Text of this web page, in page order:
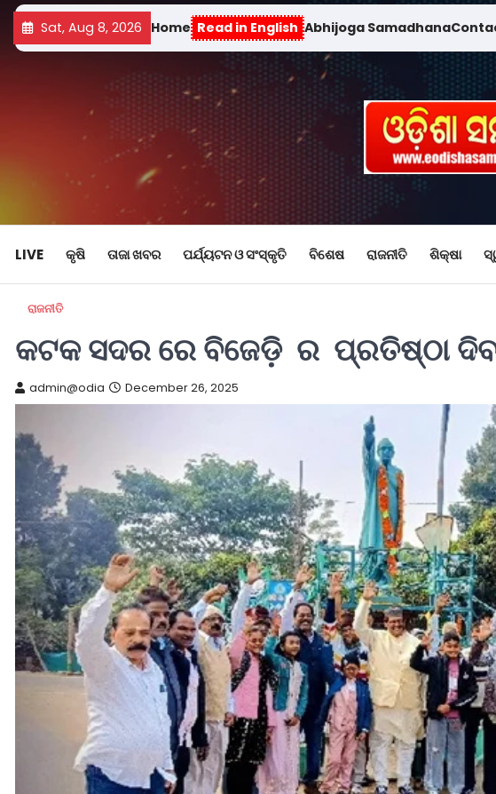
Sat, Aug 8, 2026 Home Read in English Abhijoga Samadhana
LIVE କୃଷି ତାଜା ଖବର ପର୍ଯ୍ୟଟନ ଓ ସଂସ୍କୃତି ବିଶେଷ ରାଜନୀତି ଶିକ୍ଷା
ରାଜନୀତି
କଟକ ସଦର ରେ ବିଜେଡ଼ି ର ପ୍ରତିଷ୍ଠା
admin@odia December 26, 2025